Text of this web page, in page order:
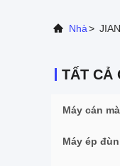
Nhà>
TẤT CẢ
Máy cán
Máy ép đùn